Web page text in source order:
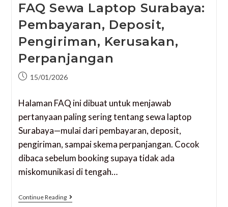
FAQ Sewa Laptop Surabaya:
Pembayaran, Deposit,
Pengiriman, Kerusakan,
Perpanjangan
15/01/2026
Halaman FAQ ini dibuat untuk menjawab
pertanyaan paling sering tentang sewa laptop
Surabaya—mulai dari pembayaran, deposit,
pengiriman, sampai skema perpanjangan. Cocok
dibaca sebelum booking supaya tidak ada
miskomunikasi di tengah…
Continue Reading